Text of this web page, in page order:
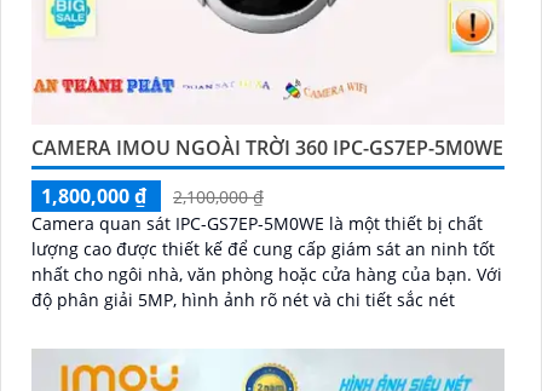
CAMERA IMOU NGOÀI TRỜI 360 IPC-GS7EP-5M0WE
1,800,000 ₫
2,100,000 ₫
Camera quan sát IPC-GS7EP-5M0WE là một thiết bị chất
lượng cao được thiết kế để cung cấp giám sát an ninh tốt
nhất cho ngôi nhà, văn phòng hoặc cửa hàng của bạn. Với
độ phân giải 5MP, hình ảnh rõ nét và chi tiết sắc nét